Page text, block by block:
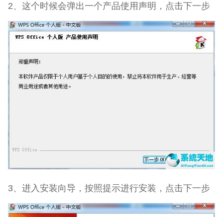
2、这个时候会弹出一个产品使用声明，点击下一步
3、进入安装向导，按照提示进行安装，点击下一步